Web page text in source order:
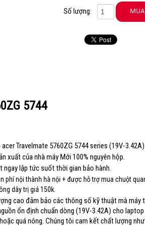
Số lượng:
5744
acer Travelmate 5760ZG 5744 series (19V-
xuất của nhà máy Mới 100% nguyên hộp.
ngay lập tức suốt thời gian bảo hành.
phí nội thành hà nội + được hỗ trợ mua chuột
dây trị giá 150k.
cao đảm bảo các thông số kỹ thuật mà máy
ổn định chuẩn dòng (19V-3.42A) cho
quá nóng. Chúng tôi cam kết chất lượng